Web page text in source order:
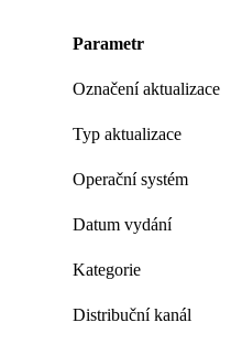
Parametr
Označení aktualizace
Typ aktualizace
Operační systém
Datum vydání
Kategorie
Distribuční kanál